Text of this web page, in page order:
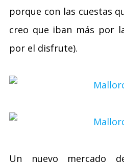
porque con las cuestas
creo que iban más por
por el disfrute).
Un nuevo mercado